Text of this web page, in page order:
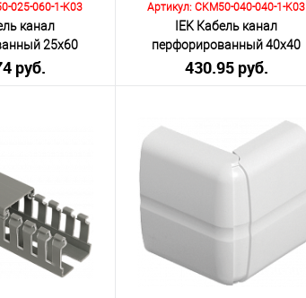
025-060-1-K03
канал
25х60
- М
руб.
Под заказ
Артикул: CKM50-040-040-1-K03
IEK Кабель канал
перфорированный 40х40
"ИМПАКТ" - М
430.95 руб.
Количество:
В корзину
К сравнению
В избранное
Под заказ